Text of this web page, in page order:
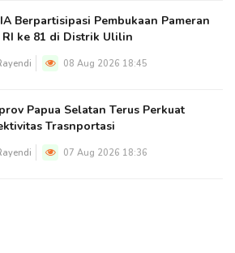
Berpartisipasi Pembukaan Pameran
RI ke 81 di Distrik Ulilin
08 Aug 2026 18:45
Papua Selatan Terus Perkuat
Trasnportasi
07 Aug 2026 18:36